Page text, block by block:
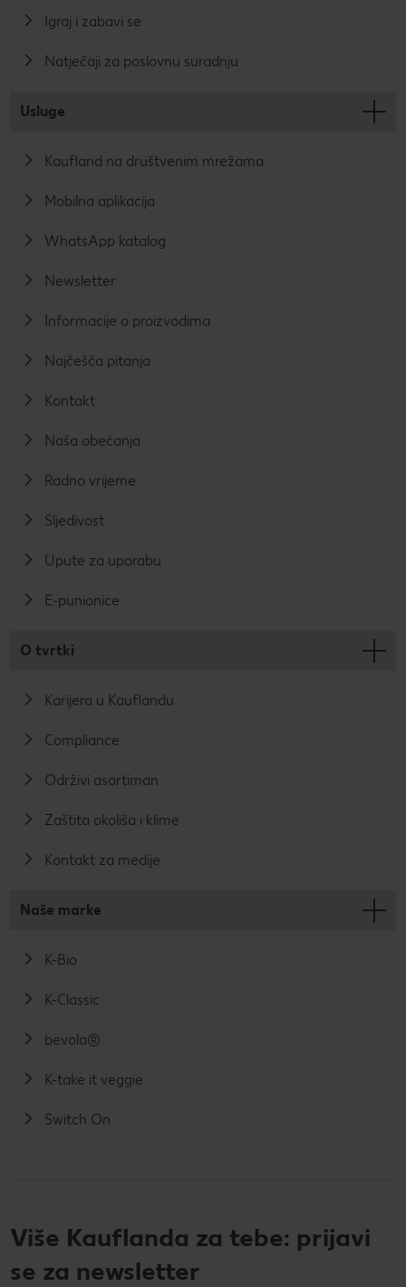
Igraj i zabavi se
Natječaji za poslovnu suradnju
Usluge
Kaufland na društvenim mrežama
Mobilna aplikacija
WhatsApp katalog
Newsletter
Informacije o proizvodima
Najčešća pitanja
Kontakt
Naša obećanja
Radno vrijeme
Sljedivost
Upute za uporabu
E-punionice
O tvrtki
Karijera u Kauflandu
Compliance
Održivi asortiman
Zaštita okoliša i klime
Kontakt za medije
Naše marke
K-Bio
K-Classic
bevola®
K-take it veggie
Switch On
Više Kauflanda za tebe: prijavi
se za newsletter